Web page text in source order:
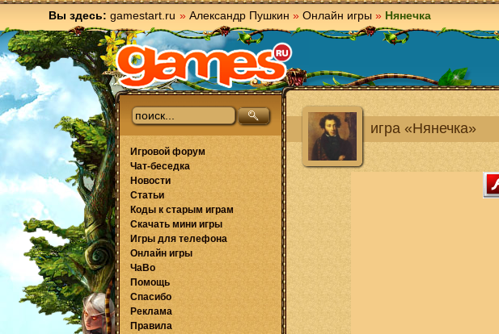
Вы здесь: gamestart.ru » Александр Пушкин » Онлайн игры » Нянечка
игра «Нянечка»
Игровой форум
Чат-беседка
Новости
Статьи
Коды к старым играм
Скачать мини игры
Игры для телефона
Онлайн игры
ЧаВо
Помощь
Спасибо
Реклама
Правила